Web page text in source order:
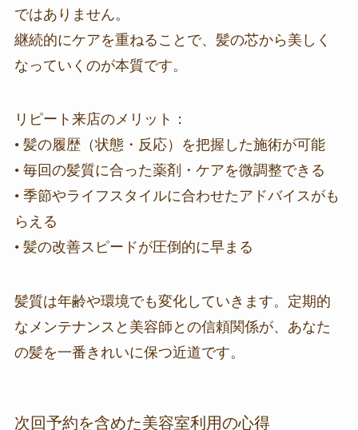
ではありません。
継続的にケアを重ねることで、髪の芯から美しく
なっていくのが本質です。
リピート来店のメリット：
• 髪の履歴（状態・反応）を把握した施術が可能
• 毎回の髪質に合った薬剤・ケアを微調整できる
• 季節やライフスタイルに合わせたアドバイスがも
らえる
• 髪の改善スピードが圧倒的に早まる
髪質は年齢や環境でも変化していきます。定期的
なメンテナンスと美容師との信頼関係が、あなた
の髪を一番きれいに保つ近道です。
次回予約を含めた美容室利用の心得